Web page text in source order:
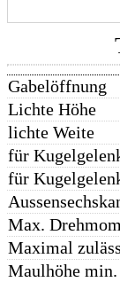
Gabelöffnung
Lichte Höhe
lichte Weite
für
für
Max.
Maximal
Maulhöhe min.